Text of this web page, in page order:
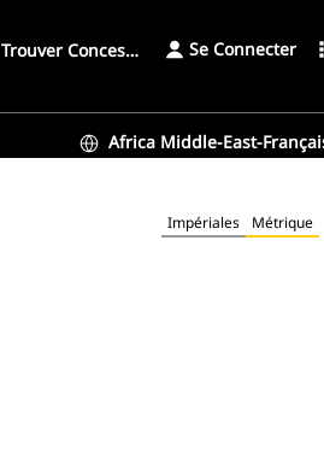
Trouver ConcessionnaireSe Connecter
Africa Middle-East-
Impériales Métrique